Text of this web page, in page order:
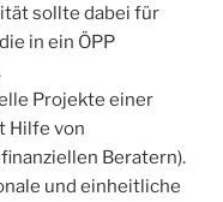
sollte dabei für
in ein ÖPP
Projekte einer
Hilfe von
Beratern).
und einheitliche